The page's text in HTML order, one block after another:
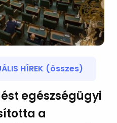
HÍREK (összes)
egészségügyi
a